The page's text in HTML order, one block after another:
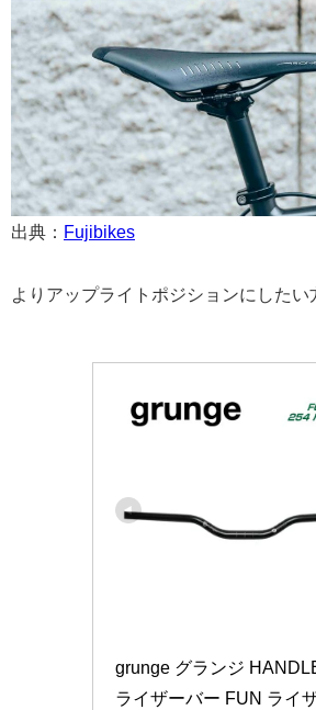
出典： Fujibikes
よりアップライトポジションにしたい
grunge グランジ
ライザーバー FUN ライ